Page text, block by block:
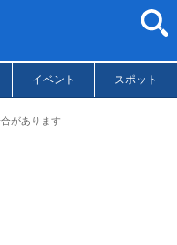
イベント スポット
があります